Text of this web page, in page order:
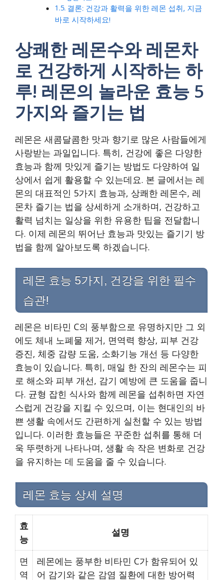
결론: 건강과 활력을 위한 레몬 섭취, 지금
바로 시작하세요!
상쾌한 레몬수와 레몬차
로 건강하게 시작하는 하
루! 레몬의 놀라운 효능 5
가지와 즐기는 법
레몬은 새콤달콤한 맛과 향기로 많은 사람들에게
사랑받는 과일입니다. 특히, 건강에 좋은 다양한
효능과 함께 맛있게 즐기는 방법도 다양하여 일
상에서 쉽게 활용할 수 있는데요. 본 글에서는 레
몬의 대표적인 5가지 효능과, 상쾌한 레몬수, 레
몬차 즐기는 법을 상세하게 소개하며, 건강하고
활력 넘치는 일상을 위한 유용한 팁을 전달합니
다. 이제 레몬의 뛰어난 효능과 맛있는 즐기기 방
법을 함께 알아보도록 하겠습니다.
레몬 효능 5가지, 건강을 위한 필수
습관!
레몬은 비타민 C의 풍부함으로 유명하지만 그 외
에도 체내 노폐물 제거, 면역력 향상, 피부 건강
증진, 체중 감량 도움, 소화기능 개선 등 다양한
효능이 있습니다. 특히, 매일 한 잔의 레몬수는 피
로 해소와 피부 개선, 감기 예방에 큰 도움을 줍니
다. 균형 잡힌 식사와 함께 레몬을 섭취하면 자연
스럽게 건강을 지킬 수 있으며, 이는 현대인의 바
쁜 생활 속에서도 간편하게 실천할 수 있는 방법
입니다. 이러한 효능들은 꾸준한 섭취를 통해 더
욱 뚜렷하게 나타나며, 생활 속 작은 변화로 건강
을 유지하는 데 도움을 줄 수 있습니다.
레몬 효능 상세 설명
효
능
설명
면
역
레몬에는 풍부한 비타민 C가 함유되어 있
어 감기와 같은 감염 질환에 대한 방어력